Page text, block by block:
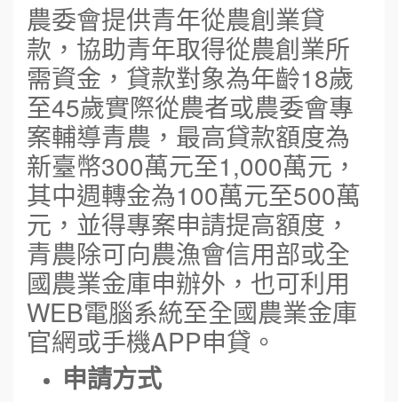
農委會提供青年從農創業貸
款，協助青年取得從農創業所
需資金，貸款對象為年齡18歲
至45歲實際從農者或農委會專
案輔導青農，最高貸款額度為
新臺幣300萬元至1,000萬元，
其中週轉金為100萬元至500萬
元，並得專案申請提高額度，
青農除可向農漁會信用部或全
國農業金庫申辦外，也可利用
WEB電腦系統至全國農業金庫
官網或手機APP申貸。
申請方式